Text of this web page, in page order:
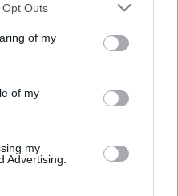
Outs
of my
of my
my
Advertising.
magie.pdf